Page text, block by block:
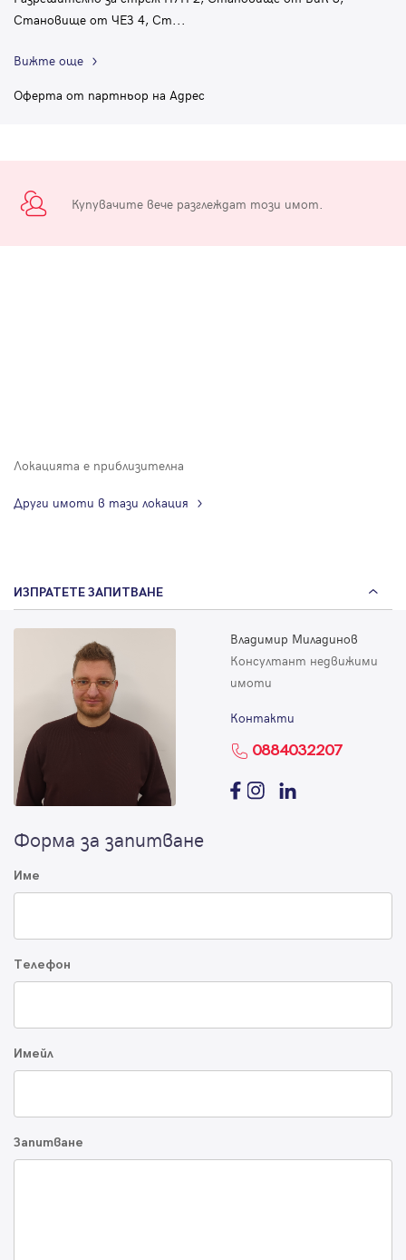
Становище от ЧЕЗ 4, Ст...
Вижте още
Оферта от партньор на Адрес
Купувачите вече разглеждат този имот.
Локацията е приблизителна
Други имоти в тази локация
ИЗПРАТЕТЕ ЗАПИТВАНЕ
Владимир Миладинов
Консултант недвижими
имоти
Контакти
0884032207
Форма за запитване
Име
Телефон
Имейл
Запитване